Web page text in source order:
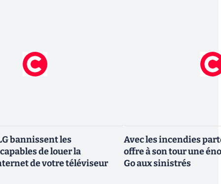
bannissent les
de louer la
de votre téléviseur
Avec les incendies
offre à son tour une
Go aux sinistrés